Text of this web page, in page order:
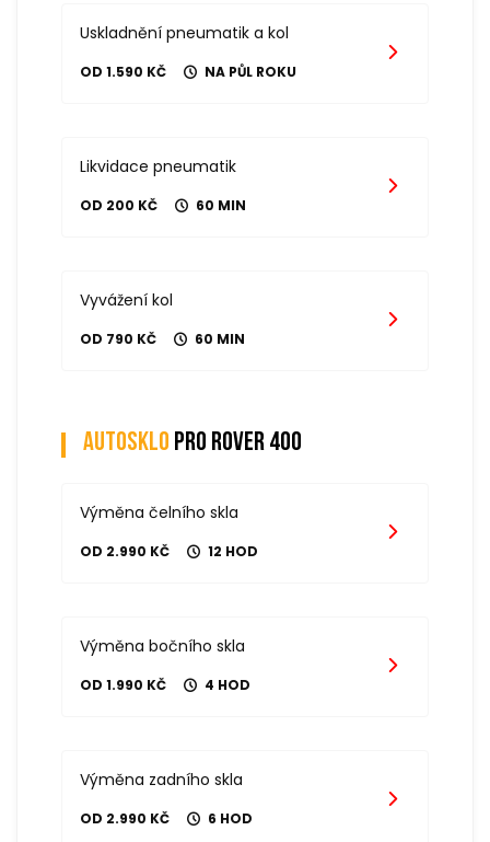
Uskladnění pneumatik a kol
OD 1.590 KČ NA PŮL ROKU
Likvidace pneumatik
OD 200 KČ 60 MIN
Vyvážení kol
OD 790 KČ 60 MIN
Autosklo pro rover 400
Výměna čelního skla
OD 2.990 KČ 12 HOD
Výměna bočního skla
OD 1.990 KČ 4 HOD
Výměna zadního skla
OD 2.990 KČ 6 HOD